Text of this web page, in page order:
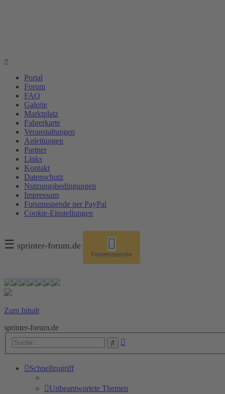
×
Portal
Forum
FAQ
Galerie
Marktplatz
Fahrerkarte
Veranstaltungen
Anleitungen
Partner
Links
Kontakt
Datenschutz
Nutzungsbedingungen
Impressum
Forumsspende per PayPal
Cookie-Einstellungen
☰ sprinter-forum.de
Forumsspende
Zum Inhalt
sprinter-forum.de
Suche
Schnellzugriff
Unbeantwortete Themen